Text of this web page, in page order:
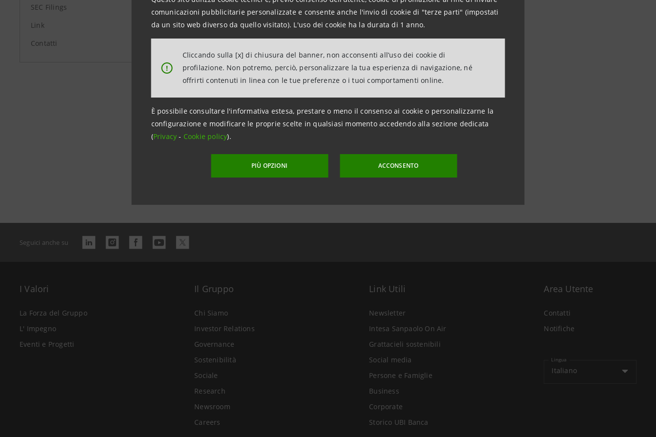
comunicazioni pubblicitarie personalizzate e consente anche l'invio di cookie di "terze parti" (impostati
da un sito web diverso da quello visitato). L'uso dei cookie ha la durata di 1 anno.
!
Cliccando sulla [x] di chiusura del banner, non acconsenti all’uso dei cookie di
profilazione. Non potremo, perciò, personalizzare la tua esperienza di navigazione, né
offrirti contenuti in linea con le tue preferenze o i tuoi comportamenti online.
È possibile consultare l'informativa estesa, prestare o meno il consenso ai cookie o personalizzarne la
configurazione e modificare le proprie scelte in qualsiasi momento accedendo alla sezione dedicata
(Privacy- Cookie policy).
PIÙ OPZIONI ACCONSENTO
SEC Filings
Link
Contatti
Media Relations
+39.02.87962326
stampa@intesasanpaolo.com
group.intesasanpaolo.com
Data ultimo aggiornamento 28 febbraio 2025 alle ore 16:09
Seguici anche su
I Valori
La Forza del Gruppo
L' Impegno
Eventi e Progetti
Il Gruppo
Chi Siamo
Investor Relations
Governance
Sostenibilità
Sociale
Research
Newsroom
Careers
Link Utili
Newsletter
Intesa Sanpaolo On Air
Grattacieli sostenibili
Social media
Persone e Famiglie
Business
Corporate
Storico UBI Banca
Area Utente
Contatti
Notifiche
Lingua
Italiano